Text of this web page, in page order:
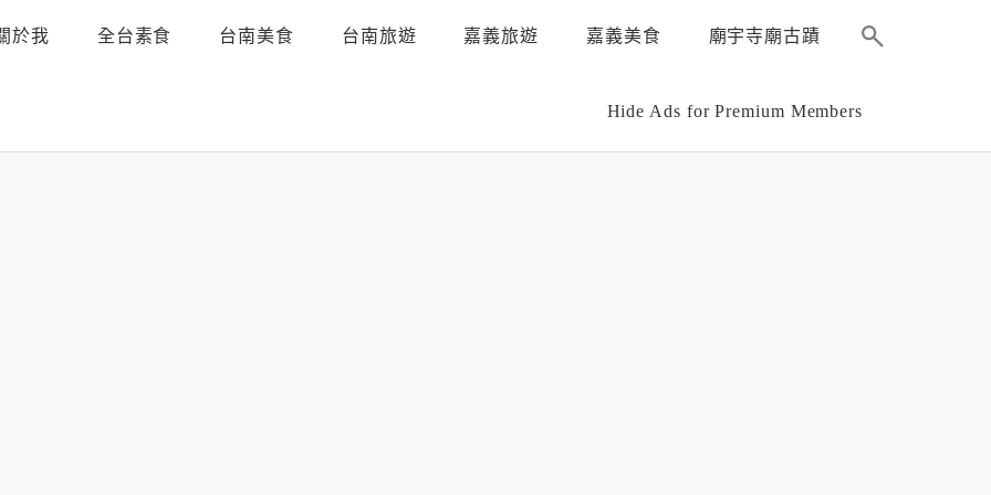
於我 全台素食 台南美食 台南旅遊 嘉義旅遊 嘉義美食 廟宇寺廟古蹟
Hide Ads for Premium Members